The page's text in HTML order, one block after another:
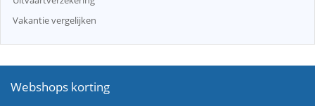
Vakantie vergelijken
Webshops korting